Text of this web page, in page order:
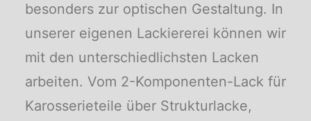
besonders zur optischen Gestaltung. In
unserer eigenen Lackiererei können wir
mit den unterschiedlichsten Lacken
arbeiten. Vom 2-Komponenten-Lack für
Karosserieteile über Strukturlacke,